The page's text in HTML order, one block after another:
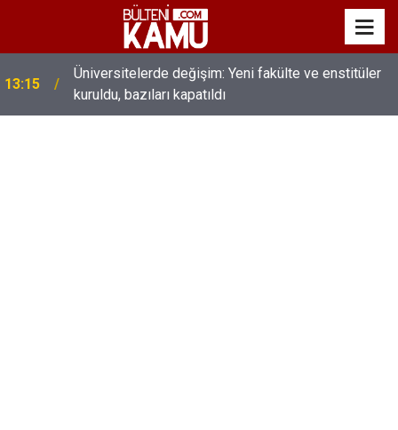
13:00
MEB’de üst düzey değişim: Genel müdürler değişti,
yeni isimler atandı